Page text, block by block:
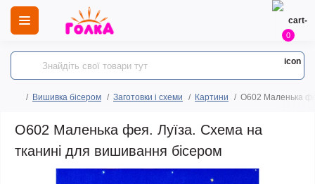
0
Вишивка бісером Заготовки і схеми Картини O602 Маленька
O602 Маленька фея. Луїза. Схема на
тканині для вишивання бісером